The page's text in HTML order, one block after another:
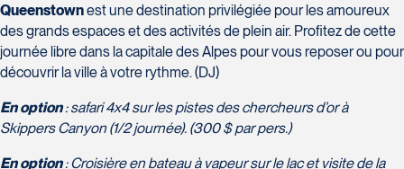
Queenstownest une destination privilégiée pour les amoureux
des grands espaces et des activités de plein air. Profitez de cette
journée libre dans la capitale des Alpes pour vous reposer ou pour
découvrir la ville à votre rythme. (DJ)
En option: safari 4x4 sur les pistes des chercheurs d’or à
Skippers Canyon (1/2 journée). (300 $ par pers.)
En option: Croisière en bateau à vapeur sur le lac et visite de la